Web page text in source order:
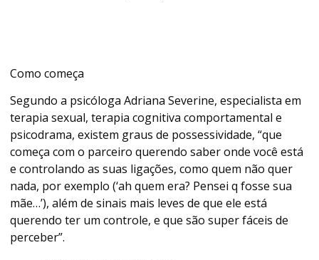
Como começa
Segundo a psicóloga Adriana Severine, especialista em
terapia sexual, terapia cognitiva comportamental e
psicodrama, existem graus de possessividade, “que
começa com o parceiro querendo saber onde você está
e controlando as suas ligações, como quem não quer
nada, por exemplo (‘ah quem era? Pensei q fosse sua
mãe…’), além de sinais mais leves de que ele está
querendo ter um controle, e que são super fáceis de
perceber”.